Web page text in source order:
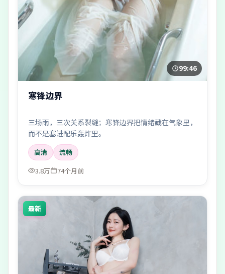
99:46
寒锋边界
三场雨，三次关系裂缝；寒锋边界把情绪藏在气象里，
而不是塞进配乐轰炸里。
高清
流畅
3.8万
74个月前
最新